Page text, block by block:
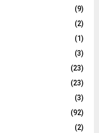
(9)
(2)
(1)
(3)
(23)
(23)
(3)
(92)
(2)